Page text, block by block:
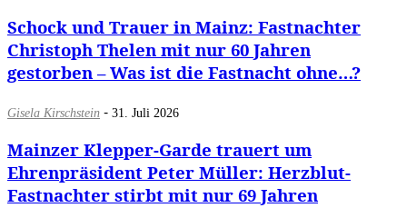
Schock und Trauer in Mainz: Fastnachter
Christoph Thelen mit nur 60 Jahren
gestorben – Was ist die Fastnacht ohne…?
Gisela Kirschstein - 31. Juli 2026
Mainzer Klepper-Garde trauert um
Ehrenpräsident Peter Müller: Herzblut-
Fastnachter stirbt mit nur 69 Jahren